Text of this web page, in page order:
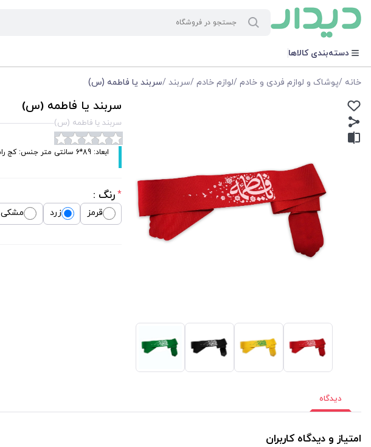
دسته‌بندی کالاها
خانه /پوشاک و لوازم فردی و خادم /لوازم خادم /سربند /سربند یا فاطمه (س)
سربند یا فاطمه (س)
سربند یا فاطمه (س)
ابعاد: 89*6 سانتی متر جنس: کج راه چاپ : سیلک
* رنگ :
قرمز زرد مشکی
دیدگاه
امتیاز و دیدگاه کاربران